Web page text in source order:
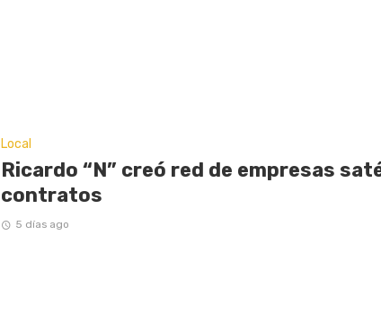
Local
Ricardo “N” creó red de empresas
contratos
5 días ago